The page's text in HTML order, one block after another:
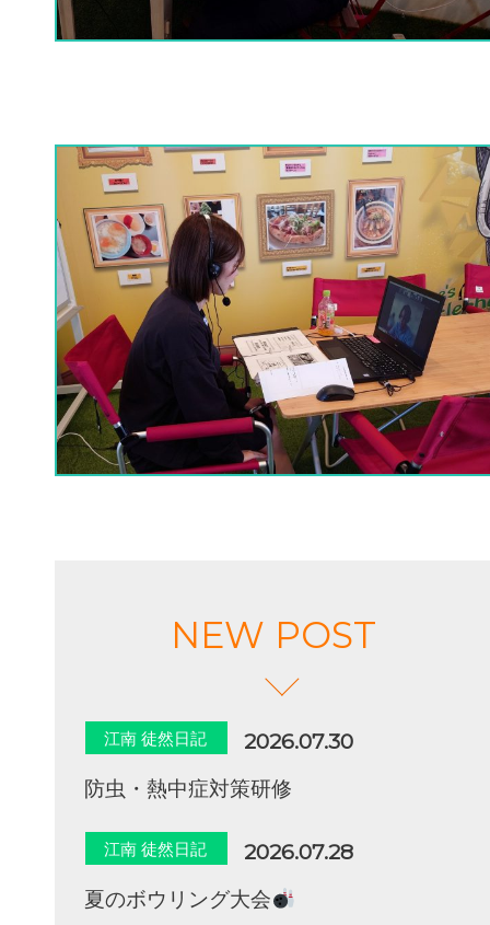
NEW POST
江南 徒然日記
2026.07.30
防虫・熱中症対策研修
江南 徒然日記
2026.07.28
夏のボウリング大会